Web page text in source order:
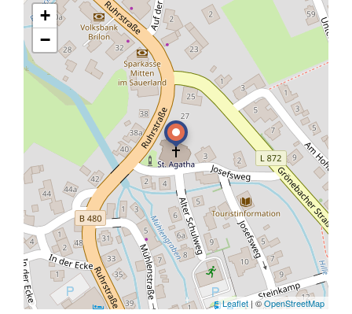
+
−
Leaflet | ©OpenStreetMap